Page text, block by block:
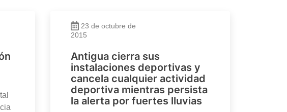
23 de octubre de
2015
Antigua cierra sus
instalaciones deportivas y
cancela cualquier actividad
deportiva mientras persista
la alerta por fuertes lluvias